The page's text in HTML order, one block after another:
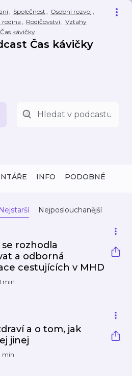
, Společnost , Osobní rozvoj ,
rodina , Rodičovství, Vztahy
Čas kávičky
Čas kávičky
INFO PODOBNÉ
Nejstarší Nejposlouchanější
rozhodla
a odborná
cestujících v MHD
min
a o tom, jak
jinej
min